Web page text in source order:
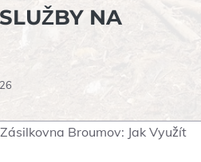
NA
Zásilkovna Broumov: Jak Využít